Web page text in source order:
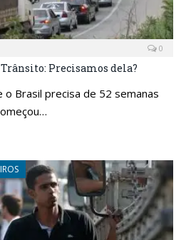
0
Precisamos dela?
o Brasil precisa de 52 semanas